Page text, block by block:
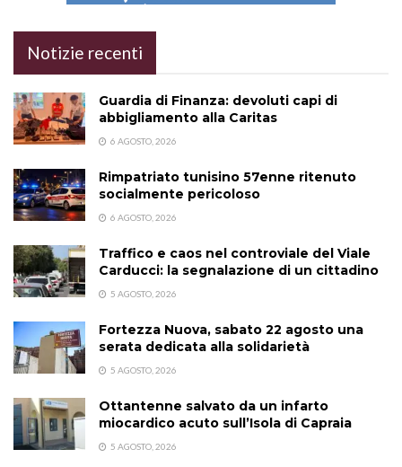
Notizie recenti
Guardia di Finanza: devoluti capi di
abbigliamento alla Caritas
6 AGOSTO, 2026
Rimpatriato tunisino 57enne ritenuto
socialmente pericoloso
6 AGOSTO, 2026
Traffico e caos nel controviale del Viale
Carducci: la segnalazione di un cittadino
5 AGOSTO, 2026
Fortezza Nuova, sabato 22 agosto una
serata dedicata alla solidarietà
5 AGOSTO, 2026
Ottantenne salvato da un infarto
miocardico acuto sull’Isola di Capraia
5 AGOSTO, 2026